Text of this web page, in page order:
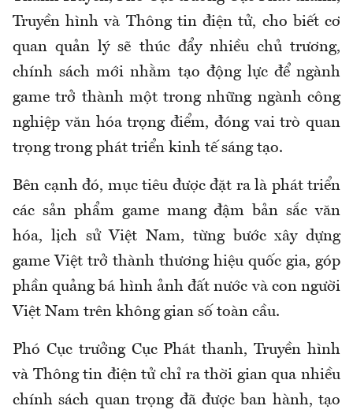
Truyền hình và Thông tin điện tử, cho biết cơ
quan quản lý sẽ thúc đẩy nhiều chủ trương,
chính sách mới nhằm tạo động lực để ngành
game trở thành một trong những ngành công
nghiệp văn hóa trọng điểm, đóng vai trò quan
trọng trong phát triển kinh tế sáng tạo.
Bên cạnh đó, mục tiêu được đặt ra là phát triển
các sản phẩm game mang đậm bản sắc văn
hóa, lịch sử Việt Nam, từng bước xây dựng
game Việt trở thành thương hiệu quốc gia, góp
phần quảng bá hình ảnh đất nước và con người
Việt Nam trên không gian số toàn cầu.
Phó Cục trưởng Cục Phát thanh, Truyền hình
và Thông tin điện tử chỉ ra thời gian qua nhiều
chính sách quan trọng đã được ban hành, tạo